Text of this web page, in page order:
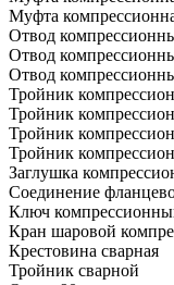
Муфта
Отвод
Отвод
Отвод
Тройник
Тройник
Тройник
Тройник
Заглушка
Соединение
Ключ
Кран шаровой
Крестовина сварная
Тройник сварной